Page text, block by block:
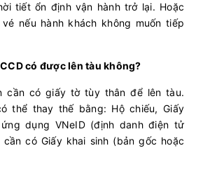
tiết ổn định vận hành trở lại. Hoặc
nếu hành khách không muốn tiếp
có được lên tàu không?
cần có giấy tờ tùy thân để lên tàu.
thể thay thế bằng: Hộ chiếu, Giấy
dụng VNeID (định danh điện tử
có Giấy khai sinh (bản gốc hoặc